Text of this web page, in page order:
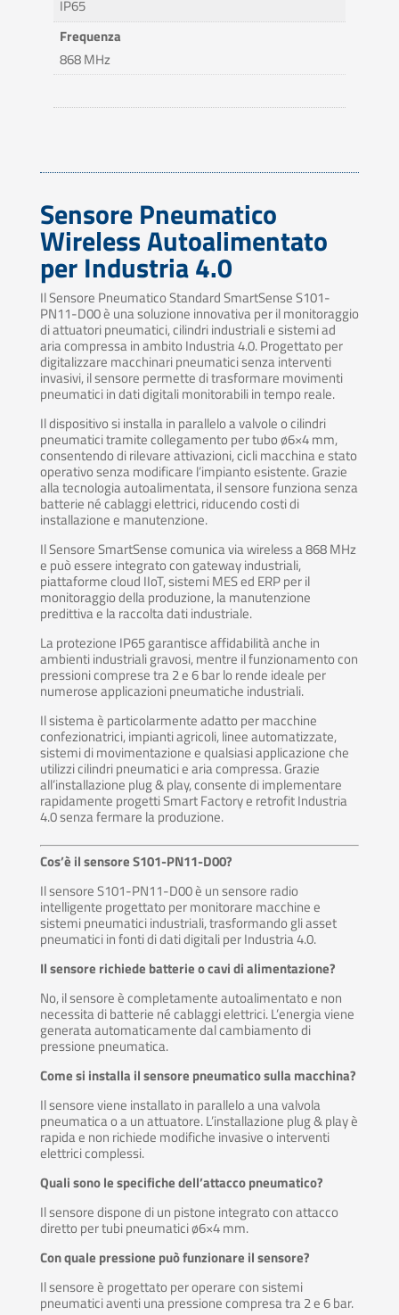
IP65
Frequenza
868 MHz
Sensore Pneumatico
Wireless Autoalimentato
per Industria 4.0
Il Sensore Pneumatico Standard SmartSense S101-
PN11-D00 è una soluzione innovativa per il monitoraggio
di attuatori pneumatici, cilindri industriali e sistemi ad
aria compressa in ambito Industria 4.0. Progettato per
digitalizzare macchinari pneumatici senza interventi
invasivi, il sensore permette di trasformare movimenti
pneumatici in dati digitali monitorabili in tempo reale.
Il dispositivo si installa in parallelo a valvole o cilindri
pneumatici tramite collegamento per tubo ø6×4 mm,
consentendo di rilevare attivazioni, cicli macchina e stato
operativo senza modificare l’impianto esistente. Grazie
alla tecnologia autoalimentata, il sensore funziona senza
batterie né cablaggi elettrici, riducendo costi di
installazione e manutenzione.
Il Sensore SmartSense comunica via wireless a 868 MHz
e può essere integrato con gateway industriali,
piattaforme cloud IIoT, sistemi MES ed ERP per il
monitoraggio della produzione, la manutenzione
predittiva e la raccolta dati industriale.
La protezione IP65 garantisce affidabilità anche in
ambienti industriali gravosi, mentre il funzionamento con
pressioni comprese tra 2 e 6 bar lo rende ideale per
numerose applicazioni pneumatiche industriali.
Il sistema è particolarmente adatto per macchine
confezionatrici, impianti agricoli, linee automatizzate,
sistemi di movimentazione e qualsiasi applicazione che
utilizzi cilindri pneumatici e aria compressa. Grazie
all’installazione plug & play, consente di implementare
rapidamente progetti Smart Factory e retrofit Industria
4.0 senza fermare la produzione.
Cos’è il sensore S101-PN11-D00?
Il sensore S101-PN11-D00 è un sensore radio
intelligente progettato per monitorare macchine e
sistemi pneumatici industriali, trasformando gli asset
pneumatici in fonti di dati digitali per Industria 4.0.
Il sensore richiede batterie o cavi di alimentazione?
No, il sensore è completamente autoalimentato e non
necessita di batterie né cablaggi elettrici. L’energia viene
generata automaticamente dal cambiamento di
pressione pneumatica.
Come si installa il sensore pneumatico sulla macchina?
Il sensore viene installato in parallelo a una valvola
pneumatica o a un attuatore. L’installazione plug & play è
rapida e non richiede modifiche invasive o interventi
elettrici complessi.
Quali sono le specifiche dell’attacco pneumatico?
Il sensore dispone di un pistone integrato con attacco
diretto per tubi pneumatici ø6×4 mm.
Con quale pressione può funzionare il sensore?
Il sensore è progettato per operare con sistemi
pneumatici aventi una pressione compresa tra 2 e 6 bar.